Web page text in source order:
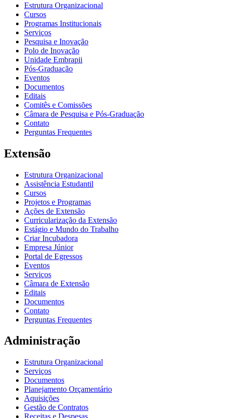
Estrutura Organizacional
Cursos
Programas Institucionais
Serviços
Pesquisa e Inovação
Polo de Inovação
Unidade Embrapii
Pós-Graduação
Eventos
Documentos
Editais
Comitês e Comissões
Câmara de Pesquisa e Pós-Graduação
Contato
Perguntas Frequentes
Extensão
Estrutura Organizacional
Assistência Estudantil
Cursos
Projetos e Programas
Ações de Extensão
Curricularização da Extensão
Estágio e Mundo do Trabalho
Criar Incubadora
Empresa Júnior
Portal de Egressos
Eventos
Serviços
Câmara de Extensão
Editais
Documentos
Contato
Perguntas Frequentes
Administração
Estrutura Organizacional
Serviços
Documentos
Planejamento Orçamentário
Aquisições
Gestão de Contratos